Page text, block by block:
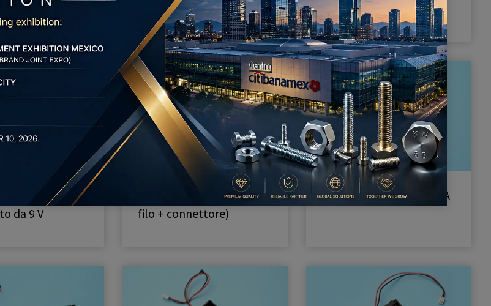
interruttore a levetta)
piombo
batterie AA
da 9 V
Porta batterie AA (con
filo + connettore)
Scatola per 5 batterie AA